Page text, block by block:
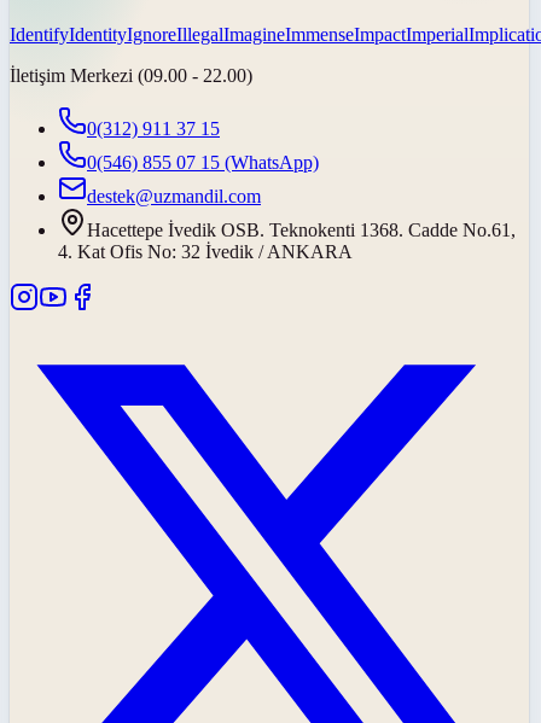
IdentifyIdentityIgnoreIllegalImagineImmenseImpactImperial
İletişim Merkezi (09.00 - 22.00)
0(312) 911 37 15
0(546) 855 07 15 (WhatsApp)
destek@uzmandil.com
Hacettepe İvedik OSB. Teknokenti 1368. Cadde No.61,
4. Kat Ofis No: 32 İvedik / ANKARA